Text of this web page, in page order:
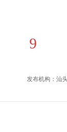
9
发布机构：汕